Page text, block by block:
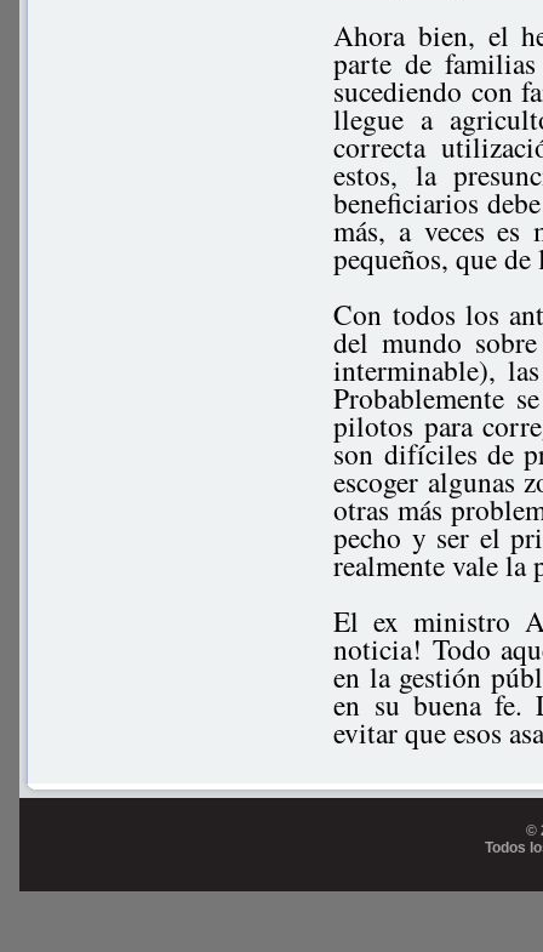
Ahora bien, el
parte de
sucediendo con
llegue a
correcta
estos, la
beneficiarios
más, a veces
pequeños, que
Con todos los
del mundo
interminable),
Probablemente
pilotos para
son difíciles de
escoger algunas
otras más
pecho y ser el
realmente vale la
El ex ministro
noticia! Todo
en la gestión
en su buena fe.
evitar que esos
©
Todos